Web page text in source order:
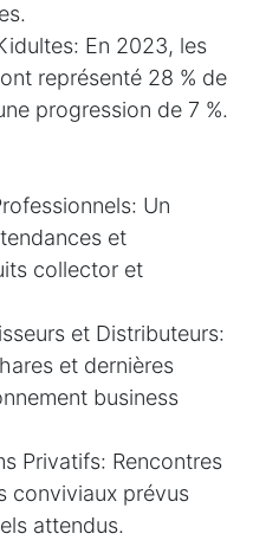
En 2023, les
représenté 28 % de
progression de 7 %.
Un
et
collector et
et Distributeurs:
et dernières
business
Privatifs: Rencontres
conviviaux prévus
attendus.